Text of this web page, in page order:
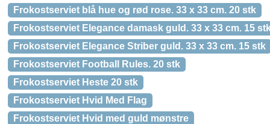
Frokostserviet blå hue og rød rose. 33 x 33 cm. 20 stk
Frokostserviet Elegance damask guld. 33 x 33 cm. 15
Frokostserviet Elegance Striber guld. 33 x 33 cm. 15 stk
Frokostserviet Football Rules. 20 stk
Frokostserviet Heste 20 stk
Frokostserviet Hvid Med Flag
Frokostserviet Hvid med guld mønstre